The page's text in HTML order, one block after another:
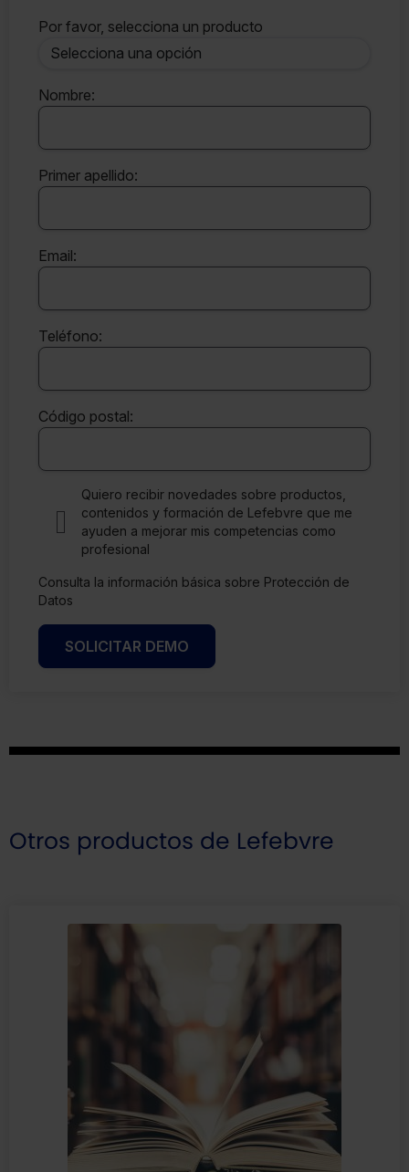
Por favor, selecciona un producto
Nombre:
Primer apellido:
Email:
Teléfono:
Código postal:
Quiero recibir novedades sobre productos,
contenidos y formación de Lefebvre que me
ayuden a mejorar mis competencias como
profesional
Consulta la información básica sobre Protección de
Datos
SOLICITAR DEMO
Otros productos de Lefebvre